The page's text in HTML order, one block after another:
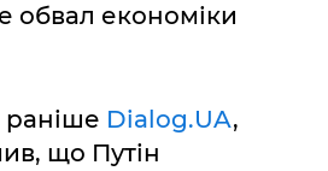
обвал економіки
раніше Dialog.UA,
що Путін